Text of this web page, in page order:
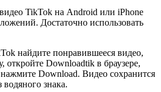
TikTok на Android или iPhone
Достаточно использовать
найдите понравившееся видео,
откройте Downloadtik в браузере,
нажмите Download. Видео сохранится
знака.